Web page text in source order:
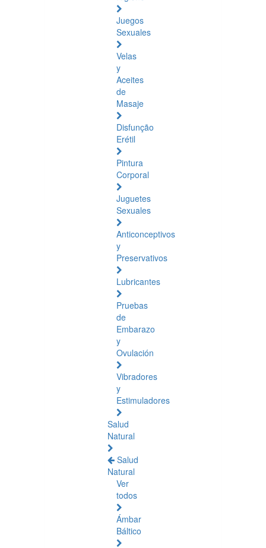
Juegos
Sexuales
Velas
y
Aceites
de
Masaje
Disfunção
Erétil
Pintura
Corporal
Juguetes
Sexuales
Anticonceptivos
y
Preservativos
Lubricantes
Pruebas
de
Embarazo
y
Ovulación
Vibradores
y
Estimuladores
Salud
Natural
Salud
Natural
Ver
todos
Ámbar
Báltico